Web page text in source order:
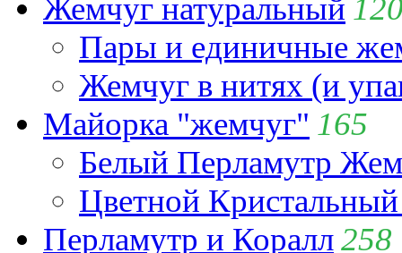
Жемчуг натуральный
Пары и единичные
Жемчуг в нитях (и
Майорка "жемчуг" 165
Белый Перламутр
Цветной
Перламутр и Коралл258